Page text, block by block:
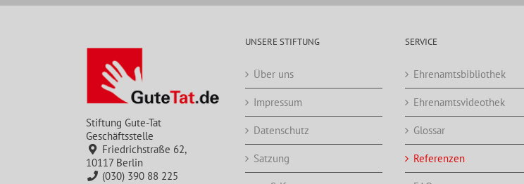
Stiftung Gute-Tat
Geschäftsstelle
Friedrichstraße 62,
10117 Berlin
(030) 390 88 225
UNSERE STIFTUNG
Über uns
Impressum
Datenschutz
Satzung
SERVICE
Ehrenamtsbibliothek
Ehrenamtsvideothek
Glossar
Referenzen